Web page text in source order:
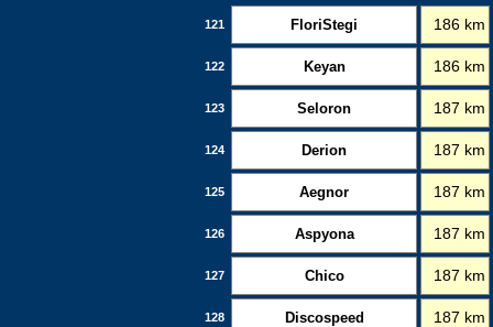
121 FloriStegi 186 km
122 Keyan 186 km
123 Seloron 187 km
124 Derion 187 km
125 Aegnor 187 km
126 Aspyona 187 km
127 Chico 187 km
128 Discospeed 187 km